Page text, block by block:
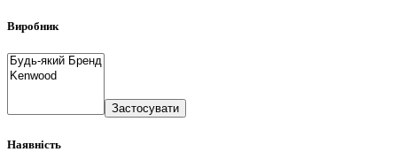
Виробник
Застосувати
Наявність